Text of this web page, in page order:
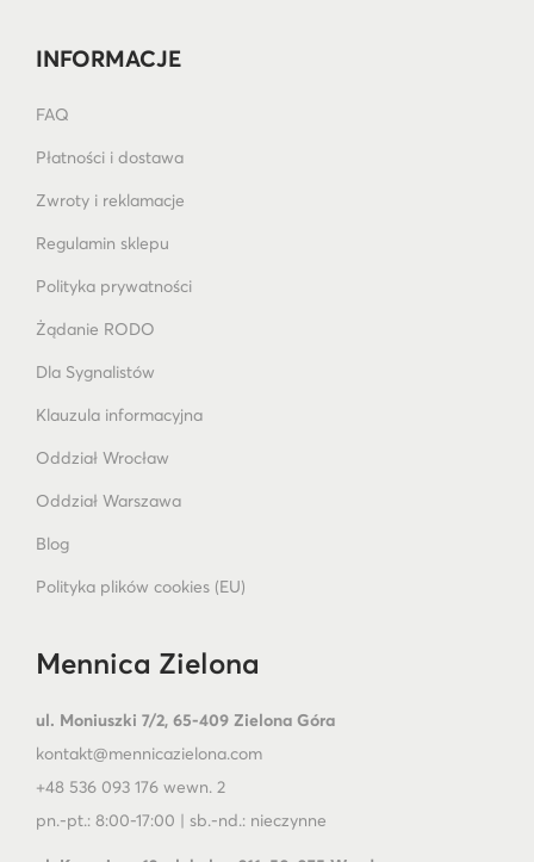
INFORMACJE
FAQ
Płatności i dostawa
Zwroty i reklamacje
Regulamin sklepu
Polityka prywatności
Żądanie RODO
Dla Sygnalistów
Klauzula informacyjna
Oddział Wrocław
Oddział Warszawa
Blog
Polityka plików cookies (EU)
Mennica Zielona
ul. Moniuszki 7/2, 65-409 Zielona Góra
kontakt@mennicazielona.com
+48 536 093 176 wewn. 2
pn.-pt.: 8:00-17:00 | sb.-nd.: nieczynne